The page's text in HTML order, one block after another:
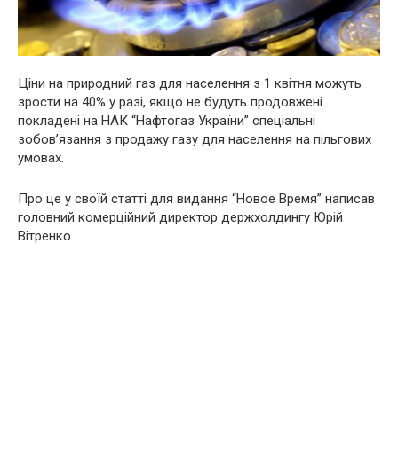
Ціни на природний газ для населення з 1 квітня можуть
зрости на 40% у разі, якщо не будуть продовжені
покладені на НАК “Нафтогаз України” спеціальні
зобов’язання з продажу газу для населення на пільгових
умовах.
Про це у своїй статті для видання “Новое Время” написав
головний комерційний директор держхолдингу Юрій
Вітренко.